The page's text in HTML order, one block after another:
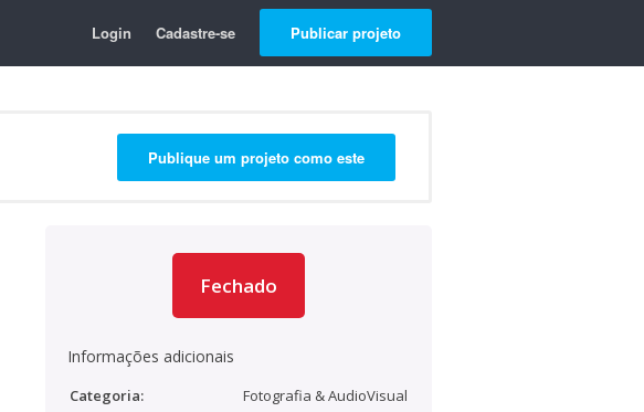
Login Cadastre-se Publicar projeto
Publique um projeto como este
Fechado
Informações adicionais
Categoria:
Fotografia & AudioVisual